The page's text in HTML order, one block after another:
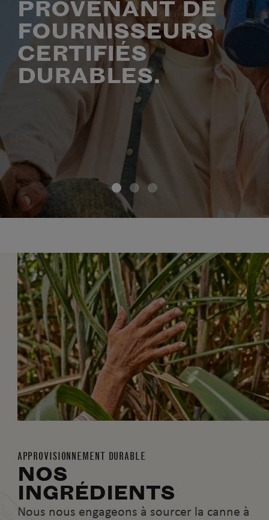
PROVENANT DE
FOURNISSEURS
CERTIFIÉS
DURABLES.
APPROVISIONNEMENT DURABLE
NOS
INGRÉDIENTS
Nous nous engageons à sourcer la canne à